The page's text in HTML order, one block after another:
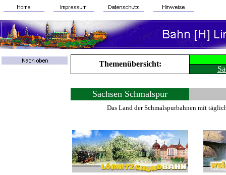
Themenübersicht:
Sachsen Schmalspur
Das Land der Schmalspurbahnen mit